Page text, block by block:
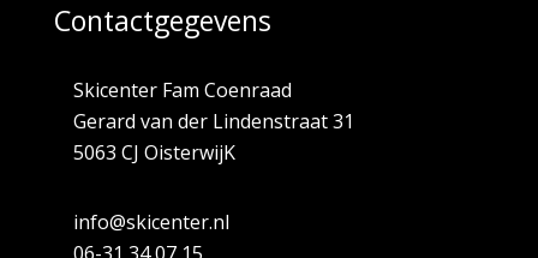
Contactgegevens
Skicenter Fam Coenraad
Gerard van der Lindenstraat 31
5063 CJ OisterwijK
info@skicenter.nl